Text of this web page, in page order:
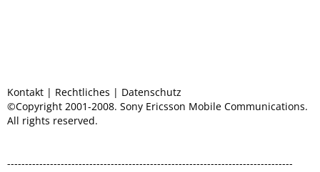
Kontakt | Rechtliches | Datenschutz
©Copyright 2001-2008. Sony Ericsson Mobile Communications.
All rights reserved.
--------------------------------------------------------------------------------